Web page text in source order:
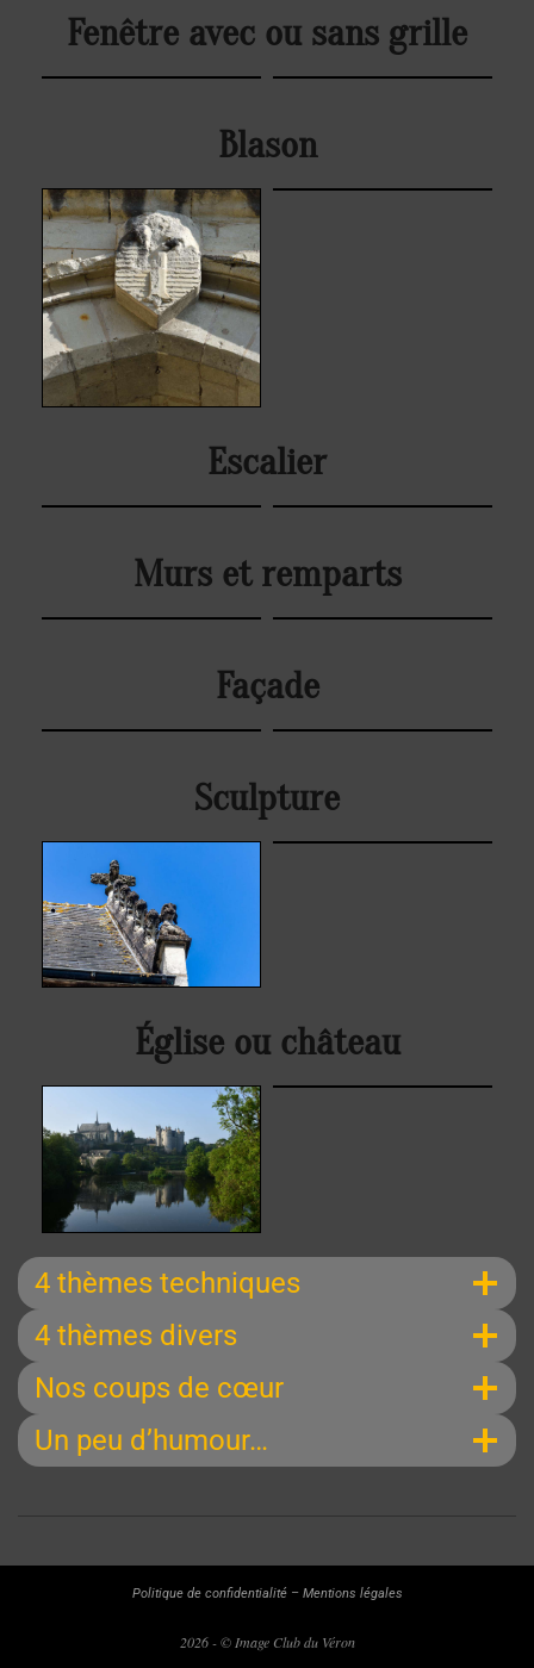
Fenêtre avec ou sans grille
Blason
Escalier
Murs et remparts
Façade
Sculpture
Église ou château
4 thèmes techniques
4 thèmes divers
Nos coups de cœur
Un peu d’humour…
06-
Politique de confidentialité– Mentions légales
2026 - © Image Club du Véron